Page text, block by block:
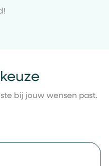
bij jouw wensen past.